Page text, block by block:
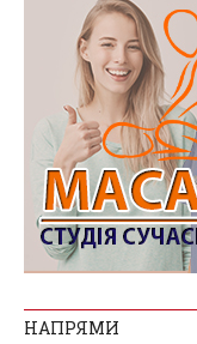
НАПРЯМИ